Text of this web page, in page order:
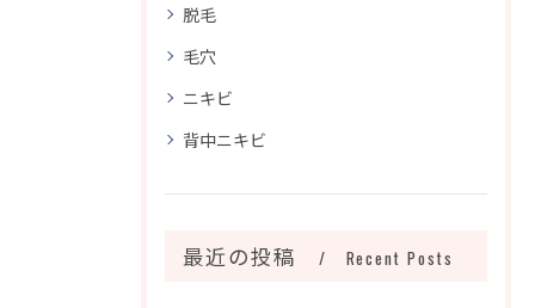
脱毛
毛穴
ニキビ
背中ニキビ
最近の投稿 Recent Posts